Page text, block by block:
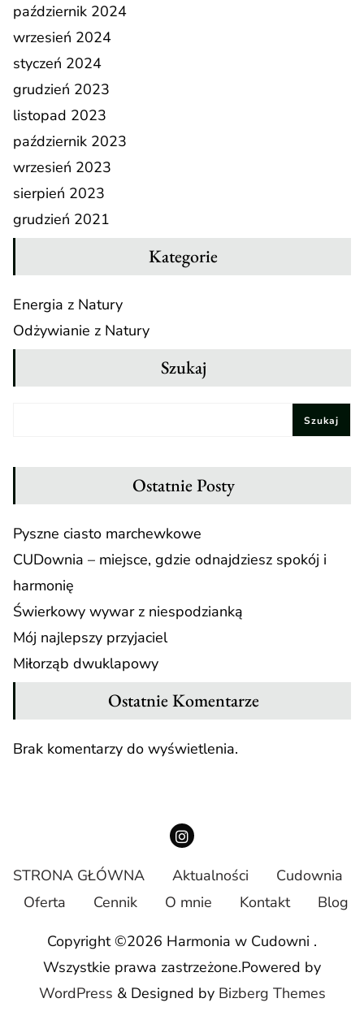
październik 2024
wrzesień 2024
styczeń 2024
grudzień 2023
listopad 2023
październik 2023
wrzesień 2023
sierpień 2023
grudzień 2021
Kategorie
Energia z Natury
Odżywianie z Natury
Szukaj
Szukaj
Ostatnie Posty
Pyszne ciasto marchewkowe
CUDownia – miejsce, gdzie odnajdziesz spokój i
harmonię
Świerkowy wywar z niespodzianką
Mój najlepszy przyjaciel
Miłorząb dwuklapowy
Ostatnie Komentarze
Brak komentarzy do wyświetlenia.
STRONA GŁÓWNA Aktualności
Cudownia
Oferta
Cennik O mnie Kontakt
Blog
Copyright ©2026 Harmonia w Cudowni .
Wszystkie prawa zastrzeżone.Powered by
WordPress & Designed by Bizberg Themes